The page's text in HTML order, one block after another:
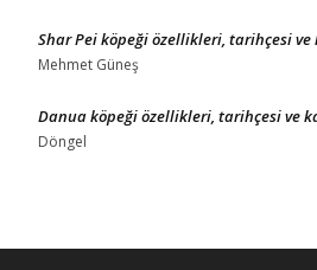
Shar Pei köpeği özellikleri, tarihçesi ve
Mehmet Güneş
Danua köpeği özellikleri, tarihçesi ve
Döngel